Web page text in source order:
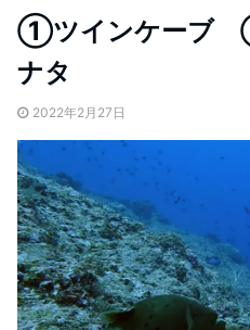
①ツインケー
ナタ
2022年2月27日